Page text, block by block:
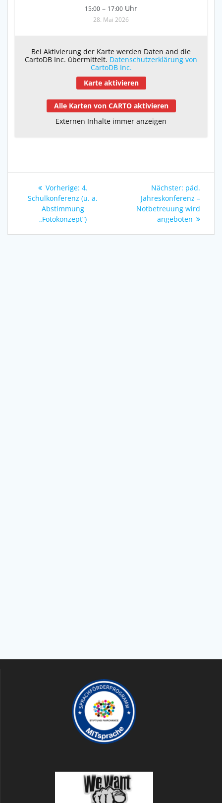
15:00 – 17:00 Uhr
28. Mai 2026
Bei Aktivierung der Karte werden Daten and die
CartoDB Inc. übermittelt. Datenschutzerklärung von
CartoDB Inc.
Karte aktivieren
Alle Karten von CARTO aktivieren
Externen Inhalte immer anzeigen
Beitragsnavigation
Vorherige: Vorheriger
Beitrag:
4.
Schulkonferenz (u. a.
Abstimmung
„Fotokonzept“)
Nächster: Nächster
Beitrag:
päd.
Jahreskonferenz –
Notbetreuung wird
angeboten